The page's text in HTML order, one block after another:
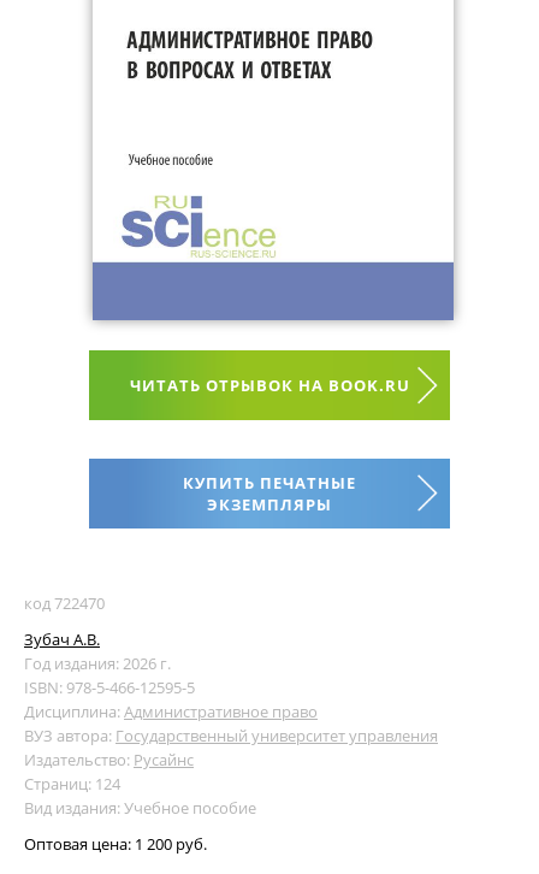
ЧИТАТЬ ОТРЫВОК НА BOOK.RU
КУПИТЬ ПЕЧАТНЫЕ
ЭКЗЕМПЛЯРЫ
код 722470
Зубач А.В.
Год издания: 2026 г.
ISBN: 978-5-466-12595-5
Дисциплина:Административное право
ВУЗ автора: Государственный университет управления
Издательство: Русайнс
Страниц: 124
Вид издания: Учебное пособие
Оптовая цена: 1 200 руб.